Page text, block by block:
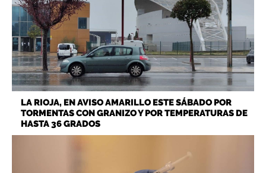
LA RIOJA, EN AVISO AMARILLO ESTE SÁBADO POR
TORMENTAS CON GRANIZO Y POR TEMPERATURAS DE
HASTA 36 GRADOS